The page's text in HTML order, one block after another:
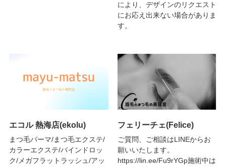
により、デザインのリクエスト
にお応え出来ない場合がありま
す。
エコル 熱海店(ekolu)
まつ毛パーマ/まつ毛エクステ/
カラーエクステ/バインドロッ
ク/メガフラットラッシュ/アッ
フェリーチェ(Felice)
ご質問、ご相談はLINEからお
願いいたします。
https://lin.ee/Fu9rYGp施術中は